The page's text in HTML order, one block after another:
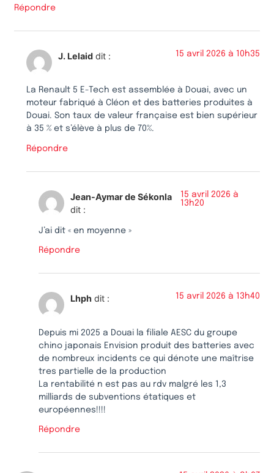
Répondre
J. Lelaid dit : 15 avril 2026 à 10h35
La Renault 5 E-Tech est assemblée à Douai, avec un
moteur fabriqué à Cléon et des batteries produites à
Douai. Son taux de valeur française est bien supérieur
à 35 % et s’élève à plus de 70%.
Répondre
Jean-Aymar de Sékonla
dit :
15 avril 2026 à
13h20
J’ai dit « en moyenne »
Répondre
Lhph dit : 15 avril 2026 à 13h40
Depuis mi 2025 a Douai la filiale AESC du groupe
chino japonais Envision produit des batteries avec
de nombreux incidents ce qui dénote une maîtrise
tres partielle de la production
La rentabilité n est pas au rdv malgré les 1,3
milliards de subventions étatiques et
européennes!!!!
Répondre